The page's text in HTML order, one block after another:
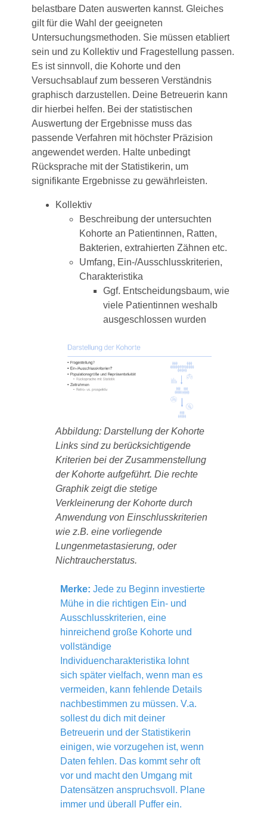
belastbare Daten auswerten kannst. Gleiches
gilt für die Wahl der geeigneten
Untersuchungsmethoden. Sie müssen etabliert
sein und zu Kollektiv und Fragestellung passen.
Es ist sinnvoll, die Kohorte und den
Versuchsablauf zum besseren Verständnis
graphisch darzustellen. Deine Betreuerin kann
dir hierbei helfen. Bei der statistischen
Auswertung der Ergebnisse muss das
passende Verfahren mit höchster Präzision
angewendet werden. Halte unbedingt
Rücksprache mit der Statistikerin, um
signifikante Ergebnisse zu gewährleisten.
Kollektiv
Beschreibung der untersuchten
Kohorte an Patientinnen, Ratten,
Bakterien, extrahierten Zähnen etc.
Umfang, Ein-/Ausschlusskriterien,
Charakteristika
Ggf. Entscheidungsbaum, wie
viele Patientinnen weshalb
ausgeschlossen wurden
Abbildung: Darstellung der Kohorte
Links sind zu berücksichtigende
Kriterien bei der Zusammenstellung
der Kohorte aufgeführt. Die rechte
Graphik zeigt die stetige
Verkleinerung der Kohorte durch
Anwendung von Einschlusskriterien
wie z.B. eine vorliegende
Lungenmetastasierung, oder
Nichtraucherstatus.
Merke: Jede zu Beginn investierte
Mühe in die richtigen Ein- und
Ausschlusskriterien, eine
hinreichend große Kohorte und
vollständige
Individuencharakteristika lohnt
sich später vielfach, wenn man es
vermeiden, kann fehlende Details
nachbestimmen zu müssen. V.a.
sollest du dich mit deiner
Betreuerin und der Statistikerin
einigen, wie vorzugehen ist, wenn
Daten fehlen. Das kommt sehr oft
vor und macht den Umgang mit
Datensätzen anspruchsvoll. Plane
immer und überall Puffer ein.